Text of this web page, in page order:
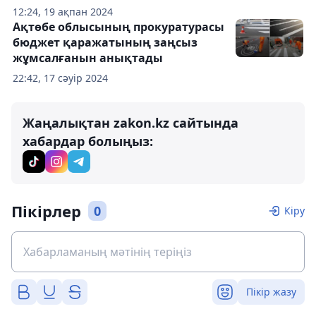
12:24, 19 ақпан 2024
22:42, 17 сәуір 2024
Ақтөбе облысының прокуратурасы
бюджет қаражатының заңсыз
жұмсалғанын анықтады
Жаңалықтан zakon.kz сайтында
хабардар болыңыз:
Пікірлер 0 Кіру
Пікір жазу